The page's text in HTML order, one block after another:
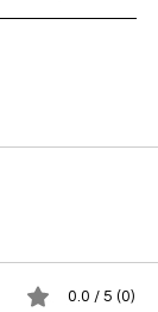
0.0 / 5 (0)